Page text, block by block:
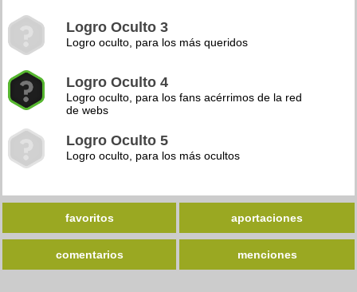
Logro Oculto 3
Logro oculto, para los más queridos
Logro Oculto 4
Logro oculto, para los fans acérrimos de la red
de webs
Logro Oculto 5
Logro oculto, para los más ocultos
favoritos aportaciones
comentarios menciones